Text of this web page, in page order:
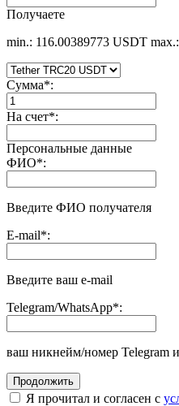
Получаете
min.: 116.00389773 USDT
Сумма*:
На счет*:
Персональные данные
ФИО*:
Введите ФИО получателя
E-mail*:
Введите ваш e-mail
Telegram/WhatsApp*:
ваш никнейм/номер Telegram
Я прочитал и согласен с